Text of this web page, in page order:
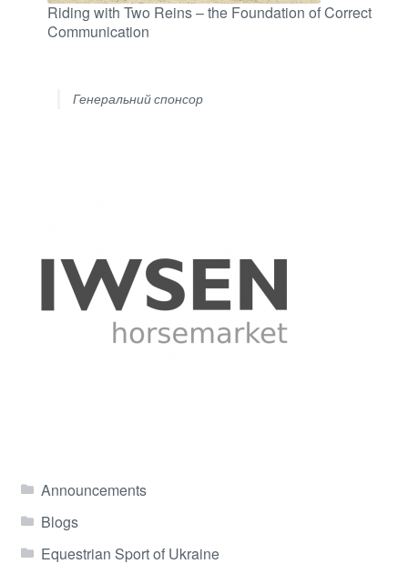
Riding with Two Reins – the Foundation of Correct
Communication
Генеральний спонсор
Announcements
Blogs
Equestrian Sport of Ukraine